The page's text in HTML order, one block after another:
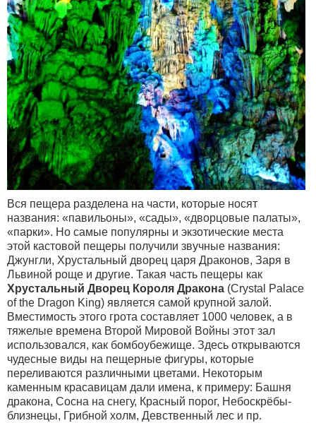
Вся пещера разделена на части, которые носят
названия: «павильоны», «сады», «дворцовые палаты»,
«парки». Но самые популярны и экзотические места
этой кастовой пещеры получили звучные названия:
Джунгли, Хрустальный дворец царя Драконов, Заря в
Львиной роще и другие. Такая часть пещеры как
Хрустальный Дворец Короля Дракона (Crystal Palace
of the Dragon King) является самой крупной залой.
Вместимость этого грота составляет 1000 человек, а в
тяжелые времена Второй Мировой Войны этот зал
использовался, как бомбоубежище. Здесь открываются
чудесные виды на пещерные фигуры, которые
переливаются различными цветами. Некоторым
каменным красавицам дали имена, к примеру: Башня
дракона, Сосна на снегу, Красный порог, Небоскрёбы-
близнецы, Грибной холм, Девственный лес и пр.